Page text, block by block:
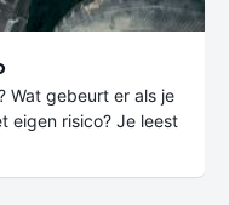
Wat gebeurt er als je
eigen risico? Je leest